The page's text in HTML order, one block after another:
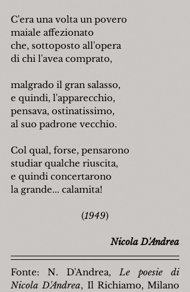
C'era una volta un povero
maiale affezionato
che, sottoposto all'opera
di chi l'avea comprato,
malgrado il gran salasso,
e quindi, l'apparecchio,
pensava, ostinatissimo,
al suo padrone vecchio.
Col qual, forse, pensarono
studiar qualche riuscita,
e quindi concertarono
la grande... calamita!
(1949)
Nicola D'Andrea
Fonte: N. D'Andrea, Le poesie di
Nicola D'Andrea, Il Richiamo, Milano